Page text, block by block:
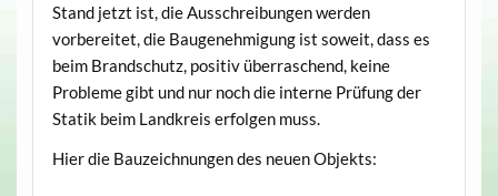
Stand jetzt ist, die Ausschreibungen werden
vorbereitet, die Baugenehmigung ist soweit, dass es
beim Brandschutz, positiv überraschend, keine
Probleme gibt und nur noch die interne Prüfung der
Statik beim Landkreis erfolgen muss.
Hier die Bauzeichnungen des neuen Objekts: